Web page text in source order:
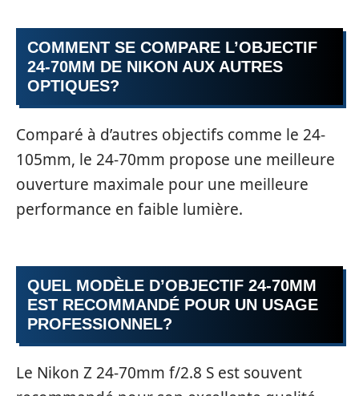
COMMENT SE COMPARE L’OBJECTIF
24-70MM DE NIKON AUX AUTRES
OPTIQUES?
Comparé à d’autres objectifs comme le 24-
105mm, le 24-70mm propose une meilleure
ouverture maximale pour une meilleure
performance en faible lumière.
QUEL MODÈLE D’OBJECTIF 24-70MM
EST RECOMMANDÉ POUR UN USAGE
PROFESSIONNEL?
Le Nikon Z 24-70mm f/2.8 S est souvent